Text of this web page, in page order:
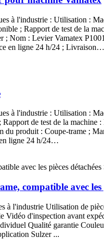
à l'industrie : Utilisation :
; Rapport de test de la
Nom : Levier Vamatex
en ligne 24 h/24 ; Livraison…
à l'industrie : Utilisation :
de test de la
produit : Coupe-trame ;
ligne 24 h/24…
compatible avec les
à l'industrie Utilisation de
Vidéo d'inspection avant
Qualité garantie
Sulzer ...